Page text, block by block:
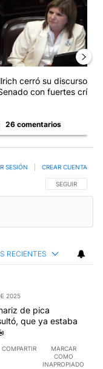
cerró su discurso en
con fuertes crí...
26 comentarios
SIGA ESTA
SEGUIR
SESIÓN CREAR CUENTA
RECIENTES
2025
de pica
que ya estaba
COMPARTIR
MARCAR
COMO
INAPROPIADO